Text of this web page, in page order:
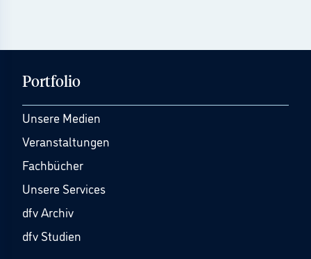
Portfolio
Unsere Medien
Veranstaltungen
Fachbücher
Unsere Services
dfv Archiv
dfv Studien